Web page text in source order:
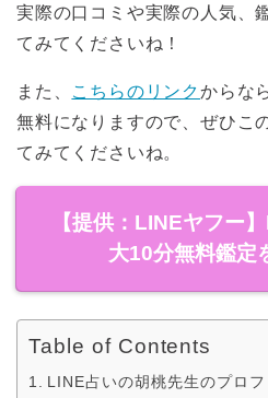
実際の口コミや実際の人気、
てみてくださいね！
また、 こちらのリンクからな
無料になりますので、ぜひこ
てみてくださいね。
【提供：LINEヤフー
大10分無料鑑定
Table of Contents
LINE占いの胡桃先生のプロフ